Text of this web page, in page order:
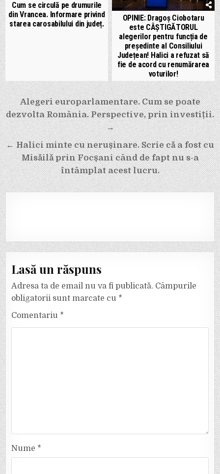
Cum se circulă pe drumurile
din Vrancea. Informare privind
starea carosabilului din județ.
OPINIE: Dragoș Ciobotaru
este CÂȘTIGĂTORUL
alegerilor pentru funcția de
președinte al Consiliului
Județean! Halici a refuzat să
fie de acord cu renumărarea
voturilor!
Navigare
în
articole
Alegeri europarlamentare. Cum se poate
dezvolta România. Perspective, prin investiții.
→
← Halici minte cu nerușinare. Scrie că a fost cu
Misăilă prin Focșani când de fapt nu s-a
întâmplat acest lucru.
Lasă un răspuns
Adresa ta de email nu va fi publicată. Câmpurile
obligatorii sunt marcate cu *
Comentariu *
Nume *